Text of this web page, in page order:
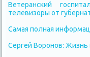
Ветеранский
телевизоры от
Самая полная
Сергей Воронов: Жизнь